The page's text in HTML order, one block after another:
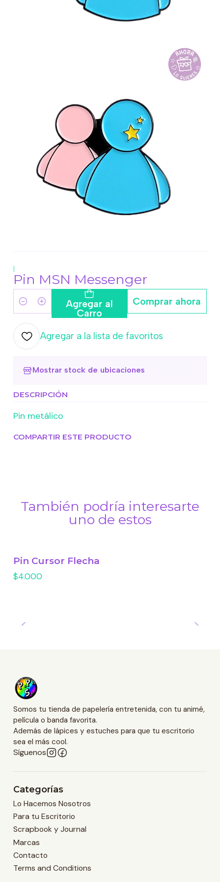
|
Pin MSN Messenger
Cantidad Agregar al
Carro
Comprar ahora
Agregar a la lista de favoritos
Mostrar stock de ubicaciones
DESCRIPCIÓN
Pin metálico
COMPARTIR ESTE PRODUCTO
También podría interesarte
uno de estos
Pin Cursor Flecha
$4.000
Somos tu tienda de papelería entretenida, con tu animé,
película o banda favorita.
Además de lápices y estuches para que tu escritorio
sea el más cool.
Síguenos
Categorías
Lo Hacemos Nosotros
Para tu Escritorio
Scrapbook y Journal
Marcas
Contacto
Terms and Conditions